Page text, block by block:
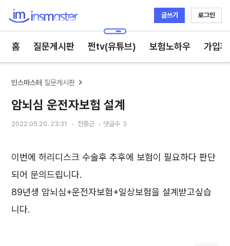
글쓰기 로그인
홈 질문게시판 쩐tv(유튜브) 보험노하우 가입
인스마스터 질문게시판
암뇌심 운전자보험 설계
2022.05.20. 23:31 전종근 댓글수 3
이번에 허리디스크 수술후 추후에 보험이 필요하다 판단
되어 문의드립니다.
89년생 암뇌심+운전자보험+일상보험을 설계받고싶습
니다.